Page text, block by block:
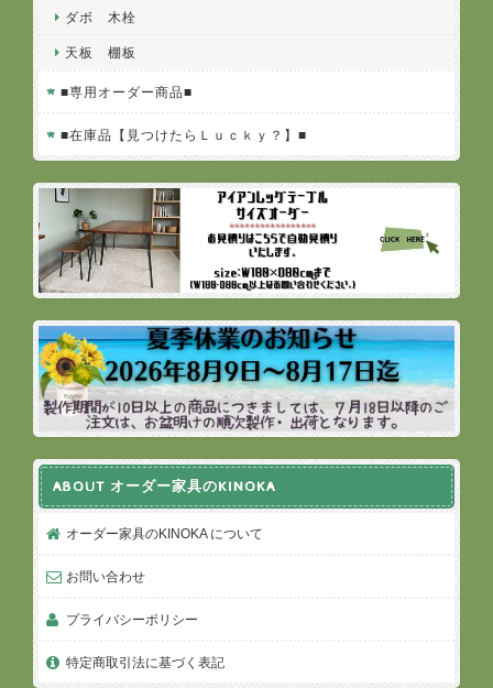
ダボ 木栓
天板 棚板
■専用オーダー商品■
■在庫品【見つけたらＬｕｃｋｙ？】■
ABOUT オーダー家具のKINOKA
オーダー家具のKINOKA について
お問い合わせ
プライバシーポリシー
特定商取引法に基づく表記